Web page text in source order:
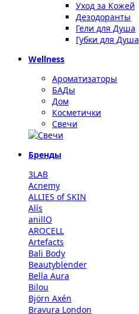
Уход за Кожей
Дезодоранты
Гели для Душа
Губки для Душа
Wellness
Ароматизаторы
БАДы
Дом
Косметички
Свечи
Бренды
3LAB
Acnemy
ALLIES of SKIN
Alís
anillO
AROCELL
Artefacts
Bali Body
Beautyblender
Bella Aura
Bilou
Björn Axén
Bravura London